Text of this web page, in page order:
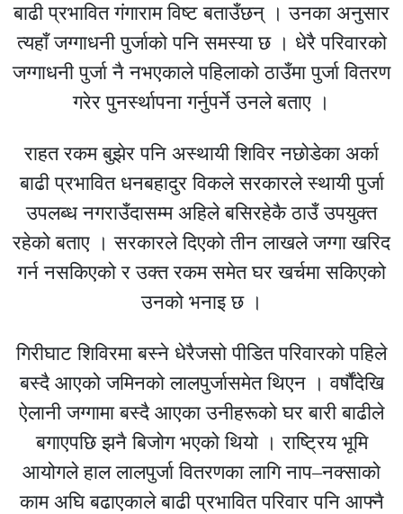
बाढी प्रभावित गंगाराम विष्ट बताउँछन् । उनका अनुसार
त्यहाँ जग्गाधनी पुर्जाको पनि समस्या छ । धेरै परिवारको
जग्गाधनी पुर्जा नै नभएकाले पहिलाको ठाउँमा पुर्जा वितरण
गरेर पुनर्स्थापना गर्नुपर्ने उनले बताए ।
राहत रकम बुझेर पनि अस्थायी शिविर नछोडेका अर्का
बाढी प्रभावित धनबहादुर विकले सरकारले स्थायी पुर्जा
उपलब्ध नगराउँदासम्म अहिले बसिरहेकै ठाउँ उपयुक्त
रहेको बताए । सरकारले दिएको तीन लाखले जग्गा खरिद
गर्न नसकिएको र उक्त रकम समेत घर खर्चमा सकिएको
उनको भनाइ छ ।
गिरीघाट शिविरमा बस्ने धेरैजसो पीडित परिवारको पहिले
बस्दै आएको जमिनको लालपुर्जासमेत थिएन । वर्षौंदेखि
ऐलानी जग्गामा बस्दै आएका उनीहरूको घर बारी बाढीले
बगाएपछि झनै बिजोग भएको थियो । राष्ट्रिय भूमि
आयोगले हाल लालपुर्जा वितरणका लागि नाप–नक्साको
काम अघि बढाएकाले बाढी प्रभावित परिवार पनि आफ्नै